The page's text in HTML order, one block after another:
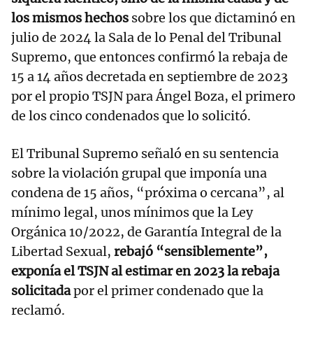
los mismos hechos sobre los que dictaminó en
julio de 2024 la Sala de lo Penal del Tribunal
Supremo, que entonces confirmó la rebaja de
15 a 14 años decretada en septiembre de 2023
por el propio TSJN para Ángel Boza, el primero
de los cinco condenados que lo solicitó.
El Tribunal Supremo señaló en su sentencia
sobre la violación grupal que imponía una
condena de 15 años, “próxima o cercana”, al
mínimo legal, unos mínimos que la Ley
Orgánica 10/2022, de Garantía Integral de la
Libertad Sexual, rebajó “sensiblemente”,
exponía el TSJN al estimar en 2023 la rebaja
solicitadapor el primer condenado que la
reclamó.